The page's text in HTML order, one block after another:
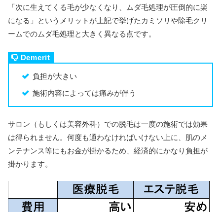
「次に生えてくる毛が少なくなり、ムダ毛処理が圧倒的に楽
になる」というメリットが上記で挙げたカミソリや除毛クリ
ームでのムダ毛処理と大きく異なる点です。
負担が大きい
施術内容によっては痛みが伴う
サロン（もしくは美容外科）での脱毛は一度の施術では効果
は得られません。何度も通わなければいけない上に、肌のメ
ンテナンス等にもお金が掛かるため、経済的にかなり負担が
掛かります。